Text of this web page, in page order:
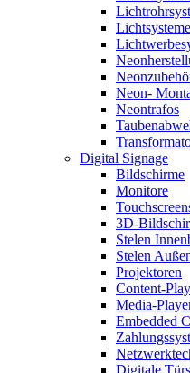
Lichtsysteme
Neon-
Neontrafos
Digital Signage
Bildschirme
Monitore
3D-
Stelen
Stelen
Projektoren
Content-
Media-
Embedded